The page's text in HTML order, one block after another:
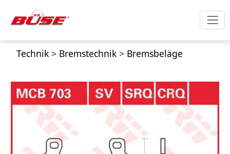
Technik> Bremstechnik> Bremsbeläge